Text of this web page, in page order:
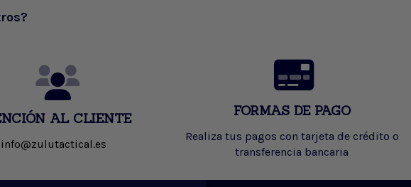
AL CLIENTE
info@zulutactical.es
FORMAS DE PAGO
Realiza tus pagos con tarjeta de crédito o
transferencia bancaria